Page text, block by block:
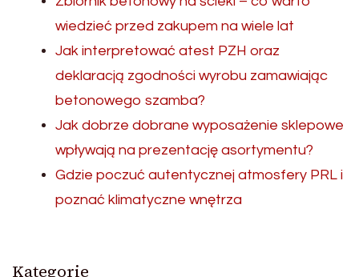
wiedzieć przed zakupem na wiele lat
Jak interpretować atest PZH oraz
deklaracją zgodności wyrobu zamawiając
betonowego szamba?
Jak dobrze dobrane wyposażenie sklepowe
wpływają na prezentację asortymentu?
Gdzie poczuć autentycznej atmosfery PRL i
poznać klimatyczne wnętrza
Kategorie